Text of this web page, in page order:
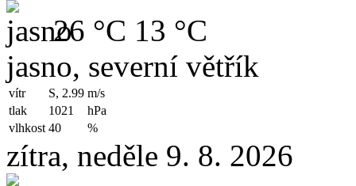
26 °C 13 °C
jasno, severní větřík
vítr S, 2.99 m/s
tlak
1021
hPa
vlhkost 40 %
zítra, neděle 9. 8. 2026